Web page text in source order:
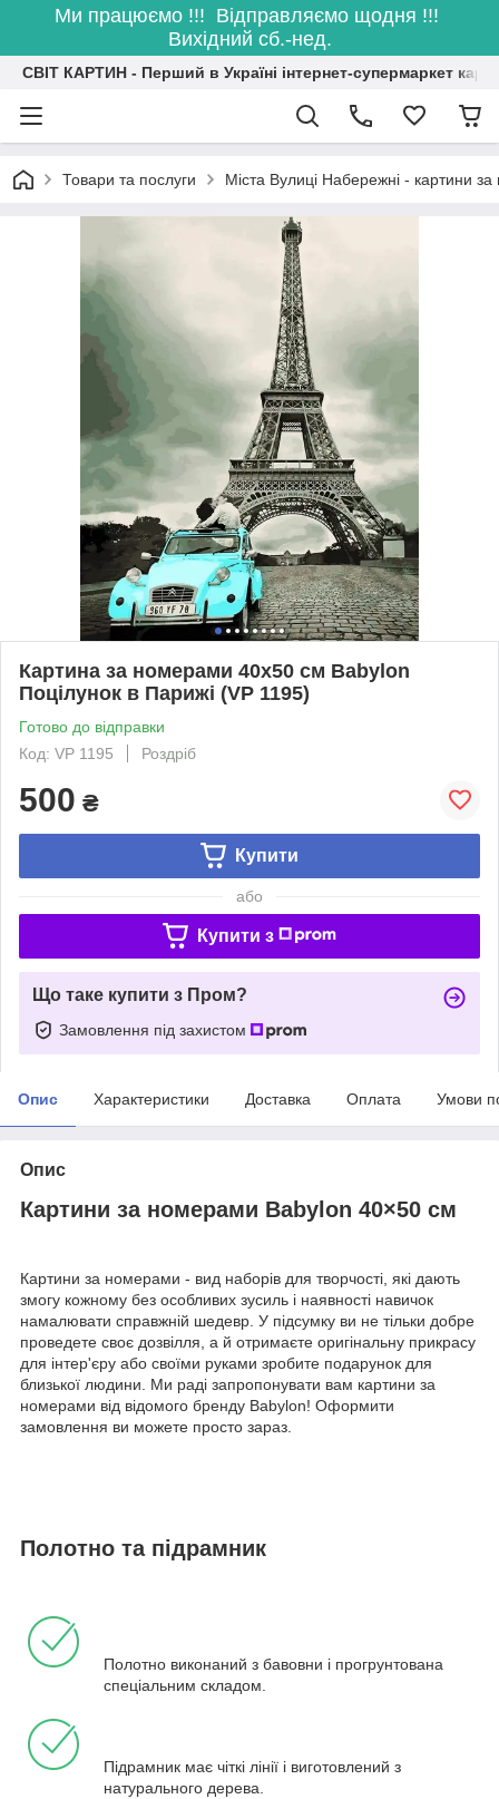
Ми працюємо !!! Відправляємо щодня !!!
Вихідний сб.-нед.
СВІТ КАРТИН - Перший в Україні інтернет-супермаркет
Товари та послуги Міста Вулиці Набережні - картини
Картина за номерами 40х50 см Babylon
Поцілунок в Парижі (VP 1195)
Готово до відправки
Код: VP 1195
Роздріб
500 ₴
Купити
або
Купити з
Що таке купити з Пром?
Замовлення під захистом
Опис Характеристики Доставка Оплата Умови
Опис
Картини за номерами Babylon 40×50 см
Картини за номерами - вид наборів для творчості, які дають
змогу кожному без особливих зусиль і наявності навичок
намалювати справжній шедевр. У підсумку ви не тільки добре
проведете своє дозвілля, а й отримаєте оригінальну прикрасу
для інтер'єру або своїми руками зробите подарунок для
близької людини. Ми раді запропонувати вам картини за
номерами від відомого бренду Babylon! Оформити
замовлення ви можете просто зараз.
Полотно та підрамник
Полотно виконаний з бавовни і прогрунтована
спеціальним складом.
Підрамник має чіткі лінії і виготовлений з
натурального дерева.